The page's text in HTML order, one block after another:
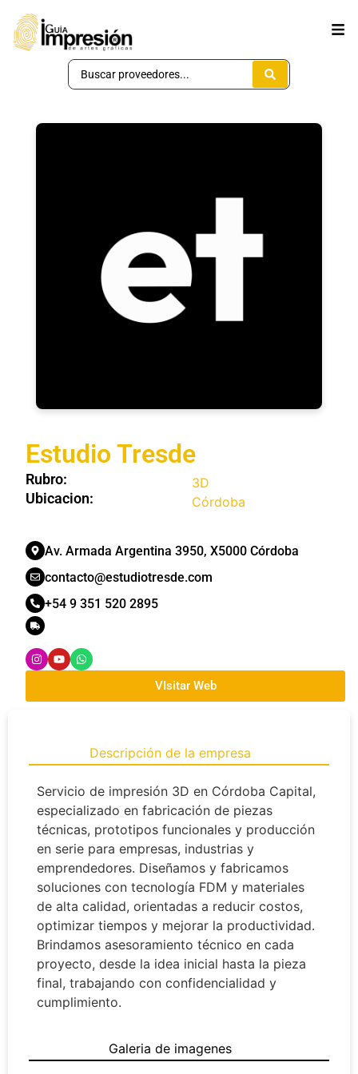
Estudio Tresde
Rubro:
3D
Ubicacion:
Córdoba
Av. Armada Argentina 3950, X5000 Córdoba
contacto@estudiotresde.com
+54 9 351 520 2895
VIsitar Web
Descripción de la empresa
Galeria de imagenes
Servicio de impresión 3D en Córdoba Capital,
especializado en fabricación de piezas
técnicas, prototipos funcionales y producción
en serie para empresas, industrias y
emprendedores. Diseñamos y fabricamos
soluciones con tecnología FDM y materiales
de alta calidad, orientadas a reducir costos,
optimizar tiempos y mejorar la productividad.
Brindamos asesoramiento técnico en cada
proyecto, desde la idea inicial hasta la pieza
final, trabajando con confidencialidad y
cumplimiento.